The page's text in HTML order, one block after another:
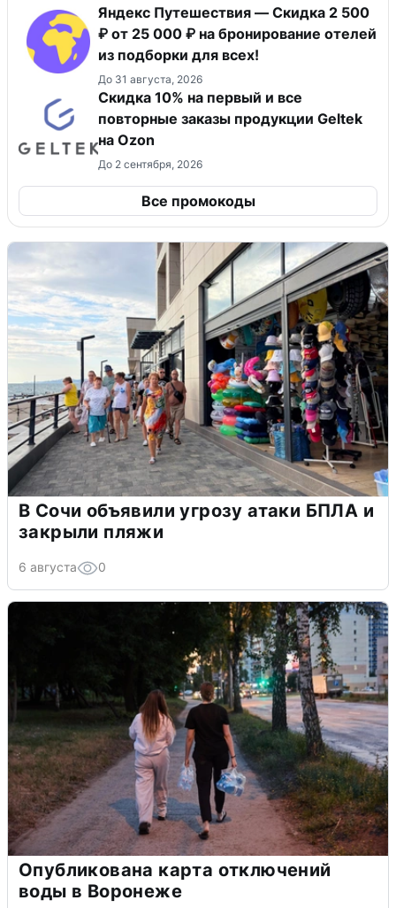
Яндекс Путешествия — Скидка 2 500
₽ от 25 000 ₽ на бронирование отелей
из подборки для всех!
До 31 августа, 2026
Скидка 10% на первый и все
повторные заказы продукции Geltek
на Ozon
До 2 сентября, 2026
Все промокоды
В Сочи объявили угрозу атаки БПЛА и
закрыли пляжи
6 августа 0
Опубликована карта отключений
воды в Воронеже